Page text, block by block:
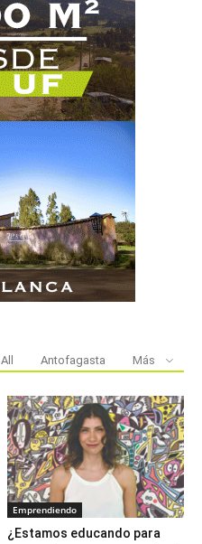
All Antofagasta Más
Emprendiendo
¿Estamos educando para